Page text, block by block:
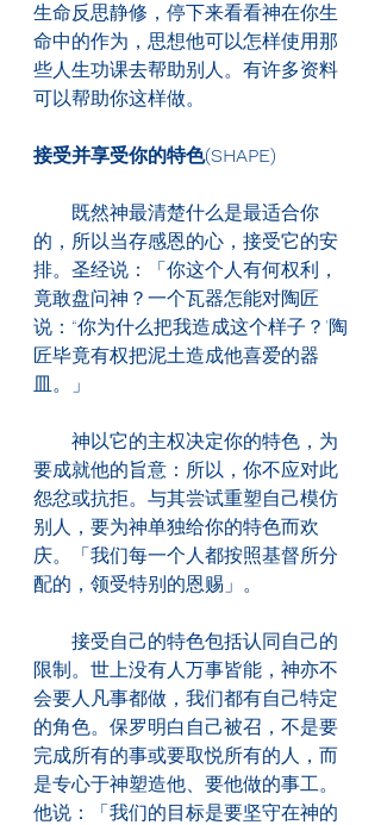
生命反思静修，停下来看看神在你生
命中的作为，思想他可以怎样使用那
些人生功课去帮助别人。有许多资料
可以帮助你这样做。
接受并享受你的特色(SHAPE)
既然神最清楚什么是最适合你
的，所以当存感恩的心，接受它的安
排。圣经说：「你这个人有何权利，
竟敢盘问神？一个瓦器怎能对陶匠
说：“你为什么把我造成这个样子？'陶
匠毕竟有权把泥土造成他喜爱的器
皿。」
神以它的主权决定你的特色，为
要成就他的旨意：所以，你不应对此
怨忿或抗拒。与其尝试重塑自己模仿
别人，要为神单独给你的特色而欢
庆。「我们每一个人都按照基督所分
配的，领受特别的恩赐」。
接受自己的特色包括认同自己的
限制。世上没有人万事皆能，神亦不
会要人凡事都做，我们都有自己特定
的角色。保罗明白自己被召，不是要
完成所有的事或要取悦所有的人，而
是专心于神塑造他、要他做的事工。
他说：「我们的目标是要坚守在神的